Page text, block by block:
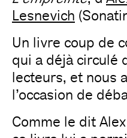
Lesnevich
Un livre coup de
qui a déjà circulé
lecteurs, et nous
l’occasion de
Comme le dit